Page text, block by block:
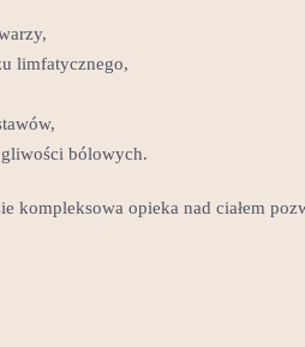
limfatycznego,
bólowych.
kompleksowa opieka nad ciałem